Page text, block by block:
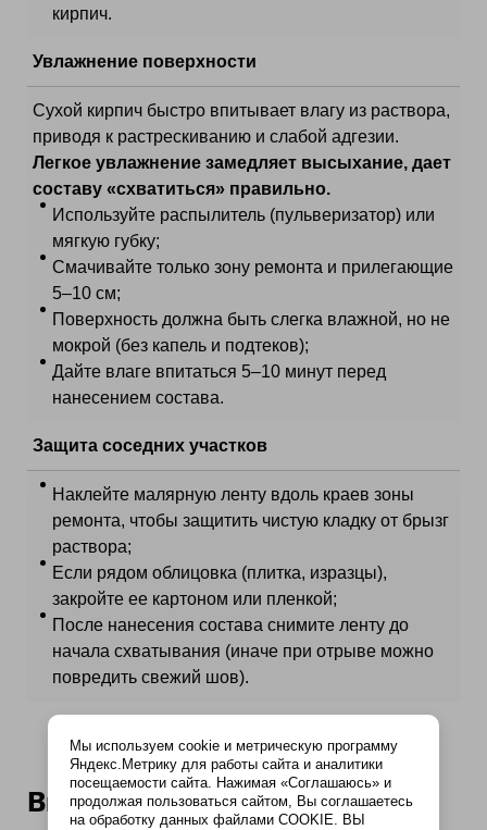
кирпич.
Увлажнение поверхности
Сухой кирпич быстро впитывает влагу из раствора,
приводя к растрескиванию и слабой адгезии.
Легкое увлажнение замедляет высыхание, дает
составу «схватиться» правильно.
Используйте распылитель (пульверизатор) или
мягкую губку;
Смачивайте только зону ремонта и прилегающие
5–10 см;
Поверхность должна быть слегка влажной, но не
мокрой (без капель и подтеков);
Дайте влаге впитаться 5–10 минут перед
нанесением состава.
Защита соседних участков
Наклейте малярную ленту вдоль краев зоны
ремонта, чтобы защитить чистую кладку от брызг
раствора;
Если рядом облицовка (плитка, изразцы),
закройте ее картоном или пленкой;
После нанесения состава снимите ленту до
начала схватывания (иначе при отрыве можно
повредить свежий шов).
Выбор материалов для
Мы используем cookie и метрическую программу
Яндекс.Метрику для работы сайта и аналитики
посещаемости сайта. Нажимая «Соглашаюсь» и
продолжая пользоваться сайтом, Вы соглашаетесь
на обработку данных файлами COOKIE. ВЫ